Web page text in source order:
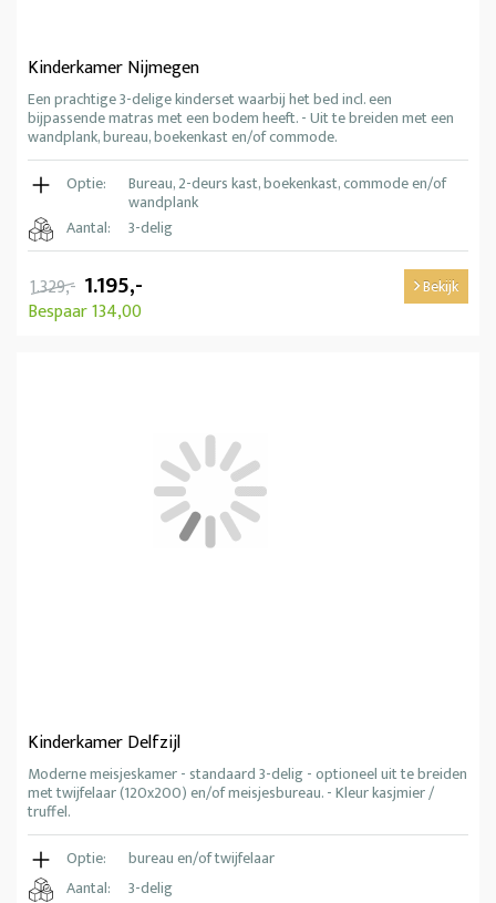
Kinderkamer Nijmegen
Een prachtige 3-delige kinderset waarbij het bed incl. een
bijpassende matras met een bodem heeft. - Uit te breiden met een
wandplank, bureau, boekenkast en/of commode.
Optie:
Bureau, 2-deurs kast, boekenkast, commode en/of
wandplank
Aantal:
3-delig
1.329,- 1.195,-
Bespaar 134,00
Bekijk
Kinderkamer Delfzijl
Moderne meisjeskamer - standaard 3-delig - optioneel uit te breiden
met twijfelaar (120x200) en/of meisjesbureau. - Kleur kasjmier /
truffel.
Optie:
bureau en/of twijfelaar
Aantal:
3-delig